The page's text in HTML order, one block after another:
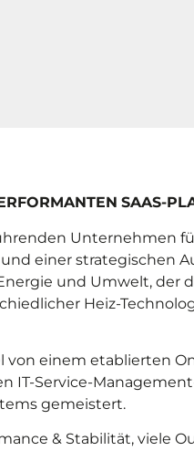
SAAS-
Unternehmen
einer strategischen
und Umwelt, der
Heiz-
von einem etablierten
IT-Service-
gemeistert.
& Stabilität, viele